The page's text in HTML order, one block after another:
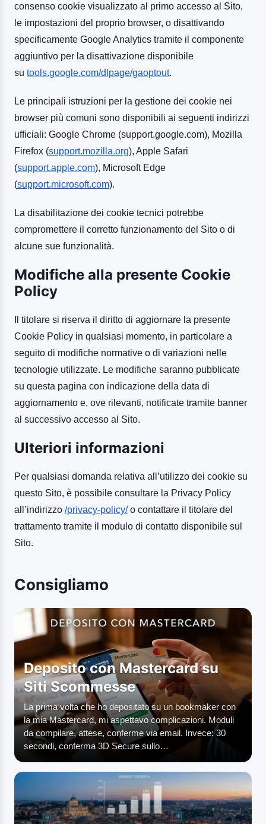
consenso cookie visualizzato al primo accesso al Sito,
le impostazioni del proprio browser, o disattivando
specificamente Google Analytics tramite il componente
aggiuntivo per la disattivazione disponibile
su tools.google.com/dlpage/gaoptout.
Le principali istruzioni per la gestione dei cookie nei
browser più comuni sono disponibili ai seguenti indirizzi
ufficiali: Google Chrome (support.google.com), Mozilla
Firefox (support.mozilla.org), Apple Safari
(support.apple.com), Microsoft Edge
(support.microsoft.com).
La disabilitazione dei cookie tecnici potrebbe
compromettere il corretto funzionamento del Sito o di
alcune sue funzionalità.
Modifiche alla presente Cookie
Policy
Il titolare si riserva il diritto di aggiornare la presente
Cookie Policy in qualsiasi momento, in particolare a
seguito di modifiche normative o di variazioni nelle
tecnologie utilizzate. Le modifiche saranno pubblicate
su questa pagina con indicazione della data di
aggiornamento e, ove rilevanti, notificate tramite banner
al successivo accesso al Sito.
Ulteriori informazioni
Per qualsiasi domanda relativa all’utilizzo dei cookie su
questo Sito, è possibile consultare la Privacy Policy
all’indirizzo /privacy-policy/o contattare il titolare del
trattamento tramite il modulo di contatto disponibile sul
Sito.
Consigliamo
Deposito con Mastercard su
Siti Scommesse
La prima volta che ho depositato su un bookmaker con
la mia Mastercard, mi aspettavo complicazioni. Moduli
da compilare, attese, conferme via email. Invece: 30
secondi, conferma 3D Secure sullo…